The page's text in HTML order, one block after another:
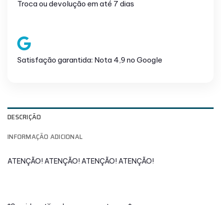
Troca ou devolução em até 7 dias
Satisfação garantida: Nota 4,9 no Google
DESCRIÇÃO
INFORMAÇÃO ADICIONAL
ATENÇÃO! ATENÇÃO! ATENÇÃO! ATENÇÃO!